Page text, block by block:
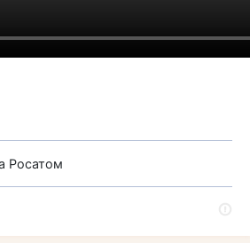
Росатом